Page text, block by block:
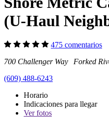
(U-Haul
475 comentarios
700 Challenger Way Forked
(609) 488-6243
Horario
Indicaciones para llegar
Verfotos